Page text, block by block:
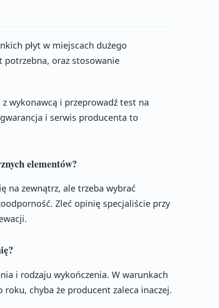
płyt w miejscach dużego
oraz stosowanie
wykonawcą i przeprowadź test na
gwarancja i serwis producenta to
elementów?
na zewnątrz, ale trzeba wybrać
Zleć opinię specjaliście przy
i rodzaju wykończenia. W warunkach
chyba że producent zaleca inaczej.